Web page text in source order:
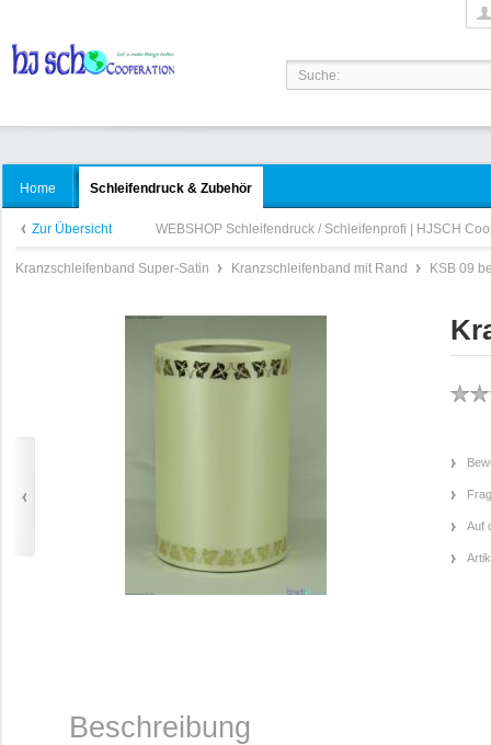
Home Schleifendruck & Zubehör
Zur Übersicht WEBSHOP Schleifendruck / Schleifenprofi | HJSCH
Kranzschleifenband Super-Satin Kranzschleifenband mit Rand KSB 09
Auf
Beschreibung